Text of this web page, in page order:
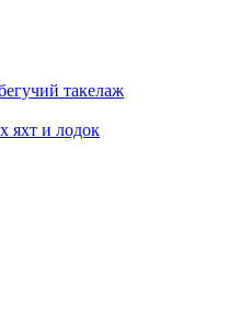
такелаж
яхт и лодок